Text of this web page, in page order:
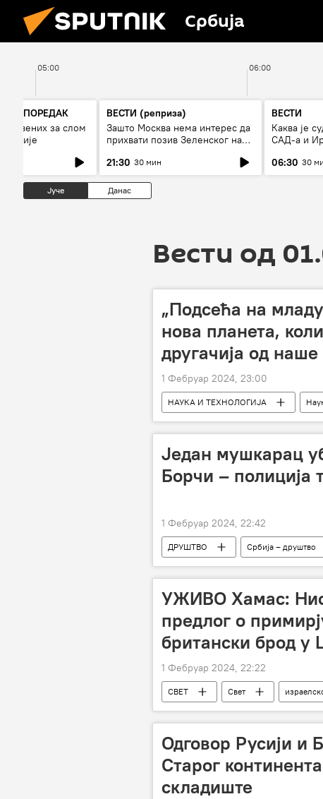
Србија
05:00 06:00
ПОРЕДАК
за слом
ВЕСТИ (реприза)
Зашто Москва нема интерес да
прихвати позив Зеленског на
21:30 30 мин
ВЕСТИ
Каква је
САД-а и
06:30 30
Јуче Данас
Вести од
„Подсећа на
нова планета,
другачија од наше
1 Фебруар 2024, 23:00
НАУКА И ТЕХНОЛОГИЈА
Један мушкарац
Борчи – полиција
1 Фебруар 2024, 22:42
ДРУШТВО Србија – друштво
УЖИВО Хамас:
предлог о
британски брод
1 Фебруар 2024, 22:22
СВЕТ Свет
Хамас
Јемен Хути
Одговор Русији и
Старог
складиште